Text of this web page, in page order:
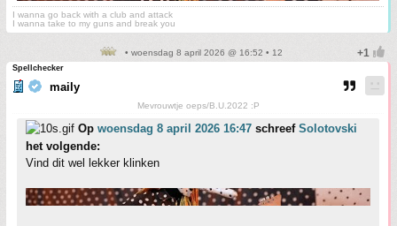
I wanna go back with a club and attack
I wanna take to my guns and break you
• woensdag 8 april 2026 @ 16:52 • 12
Spellchecker
maily
Mevrouwtje oeps/B.U.2022 :P
Op woensdag 8 april 2026 16:47 schreef Solotovski
het volgende:
Vind dit wel lekker klinken